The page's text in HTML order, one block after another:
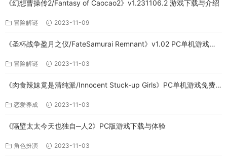
《幻想曹操传2/Fantasy of Caocao2》v1.231106.2 游戏下载与介绍
冒险解谜 2023-11-09
《圣杯战争盈月之仪/FateSamurai Remnant》v1.02 PC单机游戏下
冒险解谜 2023-11-03
《肉食辣妹竟是清纯派/Innocent Stuck-up Girls》PC单机游戏免费
恋爱养成 2023-11-03
《隔壁太太今天也独自─人2》PC版游戏下载与体验
角色扮演 2023-11-03